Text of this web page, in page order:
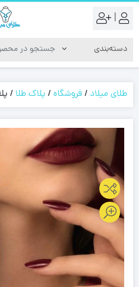
|
طلای میلاد /فروشگاه/ پلاک طلا/